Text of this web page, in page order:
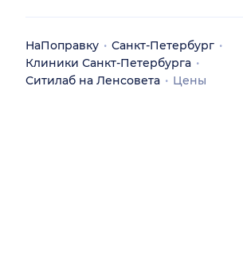
НаПоправку
Санкт-Петербург
Клиники Санкт-Петербурга
Ситилаб на Ленсовета
Цены